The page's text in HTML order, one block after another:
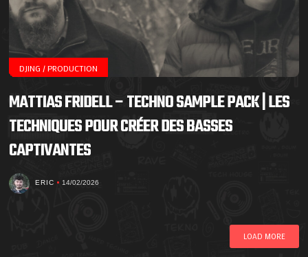
DJING / PRODUCTION
MATTIAS FRIDELL – TECHNO SAMPLE PACK | LES
TECHNIQUES POUR CRÉER DES BASSES
CAPTIVANTES
ERIC 14/02/2026
LOAD MORE